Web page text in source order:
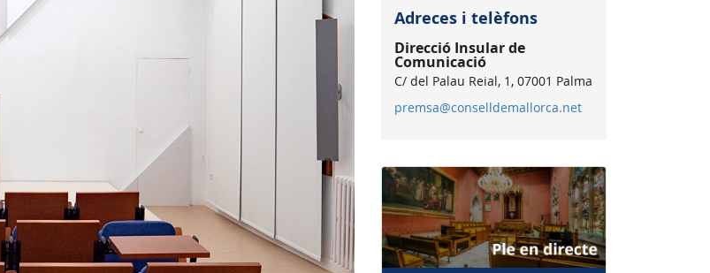
Adreces i telèfons
Direcció Insular de
Comunicació
C/ del Palau Reial, 1, 07001 Palma
premsa@conselldemallorca.net